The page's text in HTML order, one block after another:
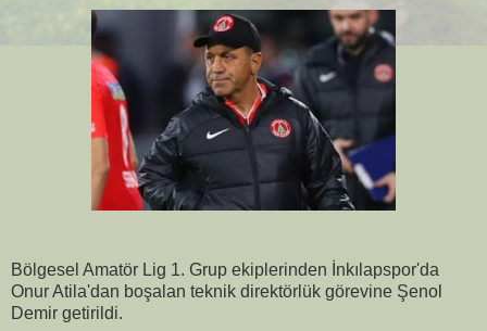
Bölgesel Amatör Lig 1. Grup ekiplerinden İnkılapspor'da
Onur Atila'dan boşalan teknik direktörlük görevine Şenol
Demir getirildi.